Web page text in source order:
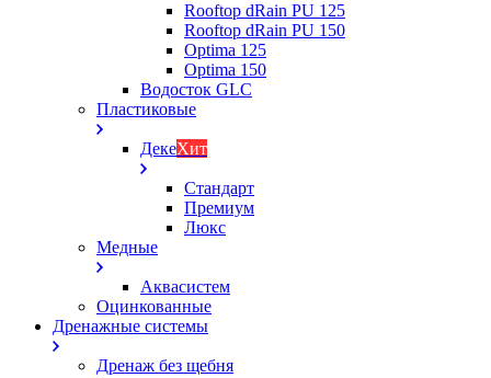
Rooftop dRain PU 125
Rooftop dRain PU 150
Optima 125
Optima 150
Водосток GLC
Пластиковые
ДекеХит
Стандарт
Премиум
Люкс
Медные
Аквасистем
Оцинкованные
Дренажные системы
Дренаж без щебня